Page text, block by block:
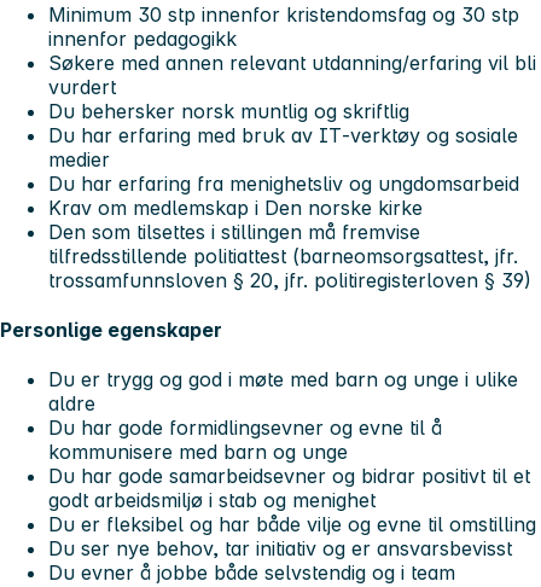
Minimum 30 stp innenfor kristendomsfag og 30 stp
innenfor pedagogikk
Søkere med annen relevant utdanning/erfaring vil bli
vurdert
Du behersker norsk muntlig og skriftlig
Du har erfaring med bruk av IT‑verktøy og sosiale
medier
Du har erfaring fra menighetsliv og ungdomsarbeid
Krav om medlemskap i Den norske kirke
Den som tilsettes i stillingen må fremvise
tilfredsstillende politiattest (barneomsorgsattest, jfr.
trossamfunnsloven § 20, jfr. politiregisterloven § 39)
Personlige egenskaper
Du er trygg og god i møte med barn og unge i ulike
aldre
Du har gode formidlingsevner og evne til å
kommunisere med barn og unge
Du har gode samarbeidsevner og bidrar positivt til et
godt arbeidsmiljø i stab og menighet
Du er fleksibel og har både vilje og evne til omstilling
Du ser nye behov, tar initiativ og er ansvarsbevisst
Du evner å jobbe både selvstendig og i team